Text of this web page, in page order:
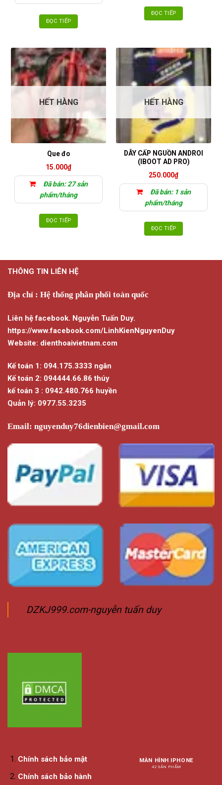
ĐỌC TIẾP
ĐỌC TIẾP
HẾT HÀNG
Que đo
15.000₫
Đã bán: 27 sản
phẩm/tháng
ĐỌC TIẾP
HẾT HÀNG
DÂY CẤP NGUỒN ANDROI
(IBOOT AD PRO)
250.000₫
Đã bán: 1 sản
phẩm/tháng
ĐỌC TIẾP
THÔNG TIN LIÊN HỆ
Địa chỉ : Hệ thống phân phối toàn quốc
Liên hệ facebook. Nguyễn Tuấn Duy.
https://www.facebook.com/LinhKienNguyenDuy
Website: dienthoaivietnam.com
Kế toán 1: 094.175.3333 ngân
Kế toán 2: 094444.66.86 thúy
kế toán 3 : 0942.480.766 huyền
Quản lý: 0977.55.3235
Email: nguyenduy76dienbien@gmail.com
DZKJ999.com-nguyễn tuấn duy
Chính sách bảo mật
Chính sách bảo hành
MÀN HÌNH IPHONE
42 SẢN PHẨM